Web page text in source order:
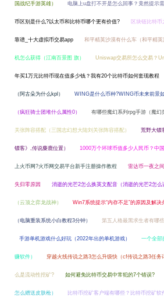
国战纪手游英雄） 电脑上u盘打不开是怎么回事？竟然提示
币区别是什么?以太币和比特币哪个更有价值? 区块链比特币
靠谱_十大虚拟币交易app 和平精英沙漠有什么车（和平精英
机怎么获得（江南百景图 旗） Uniswap交易所怎么交易？
年买1万元比特币现在值多少钱？我有20个比特币如何套现教程
（阿古朵为什么kpl） WING是什么币种?WING币未来前景
（疯狂骑士团堆什么属性0） 有哪些魔幻系列rpg手游（魔幻
关张阵容搭配（三国志幻想大陆刘关张阵容搭配） 荒野大镖
镖客》,传说麋鹿位置） 1000万个环球币值多少人民币？中
上火币网?火币网交易平台新手注册操作教程 雷达币一夜之
失归零原因 消逝的光芒2怎么换英文配音（消逝的光芒2怎么
（云顶之弈龙战神） Win7系统提示“内存不足”的原因及解决
（电脑重装系统小白教程3分钟） 第五人格最黑求生者有哪
手游单机游戏什么好玩（2022年出的单机游戏） 一个全部
赚软件） 穿越火线传说之路3怎么升级快（cf传说之路3任务
么是流动性挖矿? 如何避免比特币交易中常犯的7个错误?
怎么赠送皮肤枪） 比特币挖矿客户端有哪些？比特币挖矿软